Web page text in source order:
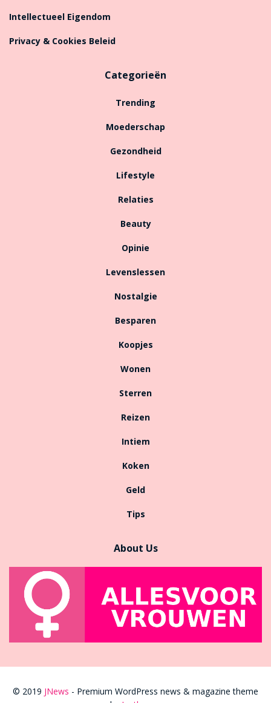
Intellectueel Eigendom
Privacy & Cookies Beleid
Categorieën
Trending
Moederschap
Gezondheid
Lifestyle
Relaties
Beauty
Opinie
Levenslessen
Nostalgie
Besparen
Koopjes
Wonen
Sterren
Reizen
Intiem
Koken
Geld
Tips
About Us
© 2019 JNews - Premium WordPress news & magazine theme